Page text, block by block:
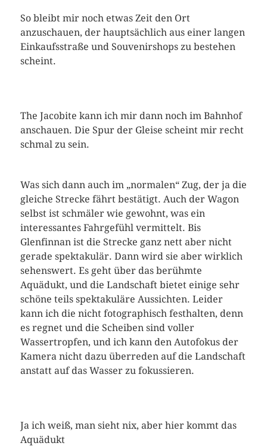
So bleibt mir noch etwas Zeit den Ort
anzuschauen, der hauptsächlich aus einer langen
Einkaufsstraße und Souvenirshops zu bestehen
scheint.
The Jacobite kann ich mir dann noch im Bahnhof
anschauen. Die Spur der Gleise scheint mir recht
schmal zu sein.
Was sich dann auch im „normalen“ Zug, der ja die
gleiche Strecke fährt bestätigt. Auch der Wagon
selbst ist schmäler wie gewohnt, was ein
interessantes Fahrgefühl vermittelt. Bis
Glenfinnan ist die Strecke ganz nett aber nicht
gerade spektakulär. Dann wird sie aber wirklich
sehenswert. Es geht über das berühmte
Aquädukt, und die Landschaft bietet einige sehr
schöne teils spektakuläre Aussichten. Leider
kann ich die nicht fotographisch festhalten, denn
es regnet und die Scheiben sind voller
Wassertropfen, und ich kann den Autofokus der
Kamera nicht dazu überreden auf die Landschaft
anstatt auf das Wasser zu fokussieren.
Ja ich weiß, man sieht nix, aber hier kommt das
Aquädukt